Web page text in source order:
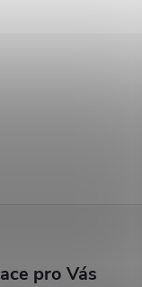
pro Vás